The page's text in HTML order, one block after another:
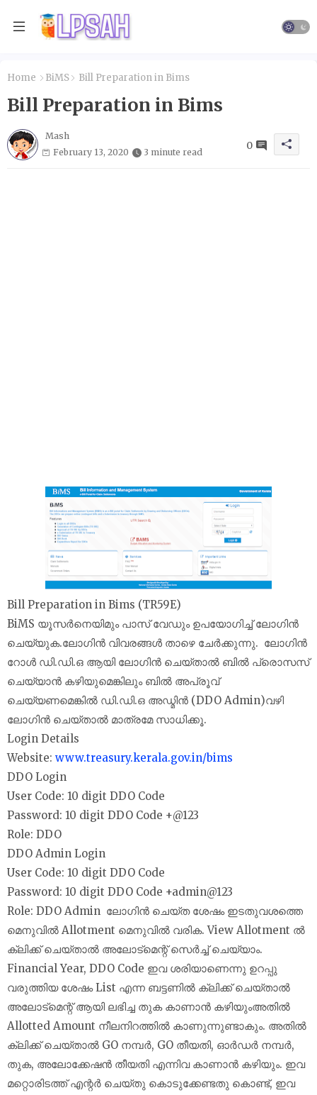
Home BiMS Bill Preparation in Bims
Bill Preparation in Bims
Mash
February 13, 2020
3 minute read
0
Bill Preparation in Bims (TR59E)
BiMS യൂസര്‍നെയിമും പാസ് വേഡും ഉപയോഗിച്ച് ലോഗിന്‍
ചെയ്യുക.ലോഗിന്‍ വിവരങ്ങള്‍ താഴെ ചേര്‍ക്കുന്നു. ലോഗിന്‍
റോള്‍ ഡി.ഡി.ഒ ആയി ലോഗിന്‍ ചെയ്താല്‍ ബില്‍ പ്രൊസസ്
ചെയ്യാന്‍ കഴിയുമെങ്കിലും ബില്‍ അപ്രൂവ്
ചെയ്യണമെങ്കില്‍ ഡി.ഡി.ഒ അഡ്മിന്‍ (DDO Admin)വഴി
ലോഗിന്‍ ചെയ്താല്‍ മാത്രമേ സാധിക്കൂ.
Login Details
Website: www.treasury.kerala.gov.in/bims
DDO Login
User Code: 10 digit DDO Code
Password: 10 digit DDO Code +@123
Role: DDO
DDO Admin Login
User Code: 10 digit DDO Code
Password: 10 digit DDO Code +admin@123
Role: DDO Admin ലോഗിന്‍ ചെയ്ത ശേഷം ഇടതുവശത്തെ
മെനുവില്‍ Allotment മെനുവില്‍ വരിക. View Allotment ല്‍
ക്ലിക്ക് ചെയ്താല്‍ അലോട്‌മെന്റ് സെര്‍ച്ച് ചെയ്യാം.
Financial Year, DDO Code ഇവ ശരിയാണെന്നു ഉറപ്പു
വരുത്തിയ ശേഷം List എന്ന ബട്ടണില്‍ ക്ലിക്ക് ചെയ്താല്‍
അലോട്‌മെന്റ് ആയി ലഭിച്ച തുക കാണാന്‍ കഴിയുംഅതില്‍
Allotted Amount നീലനിറത്തില്‍ കാണുന്നുണ്ടാകും. അതില്‍
ക്ലിക്ക് ചെയ്താല്‍ GO നമ്പര്‍, GO തീയതി, ഓര്‍ഡര്‍ നമ്പര്‍,
തുക, അലോക്കേഷന്‍ തീയതി എന്നിവ കാണാന്‍ കഴിയും. ഇവ
മറ്റൊരിടത്ത് എന്റര്‍ ചെയ്തു കൊടുക്കേണ്ടതു കൊണ്ട്, ഇവ